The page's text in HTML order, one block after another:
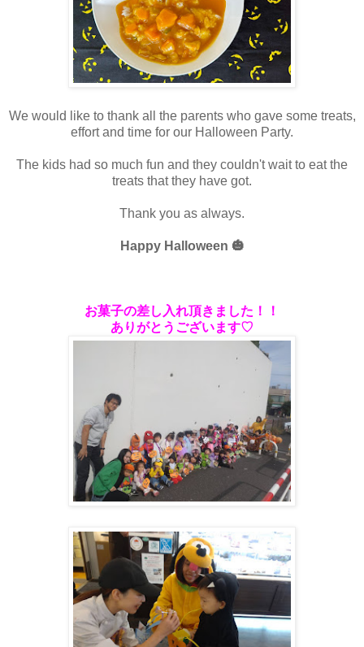
We would like to thank all the parents who gave some treats,
effort and time for our Halloween Party.
The kids had so much fun and they couldn't wait to eat the
treats that they have got.
Thank you as always.
Happy Halloween 🎃
お菓子の差し入れ頂きました！！
ありがとうございます♡